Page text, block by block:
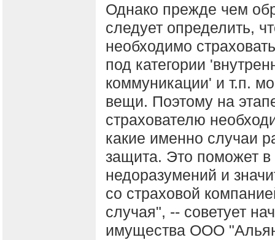
Однако прежде чем
следует определить,
необходимо
под категории
коммуникации' и т.п.
вещи. Поэтому на
страхователю
какие именно случаи
защита. Это поможет
недоразумений и
со страховой
случая", -- советует
имущества ООО